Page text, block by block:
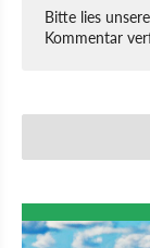
Bitte lies unsere
Kommentar